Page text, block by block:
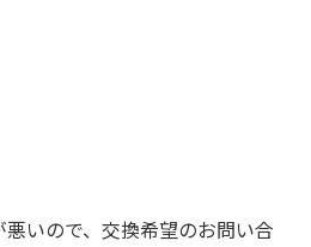
いので、交換希望のお問い合